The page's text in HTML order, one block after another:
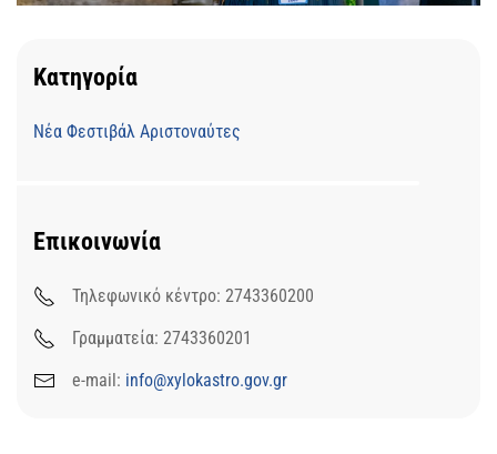
Κατηγορία
Νέα Φεστιβάλ Αριστοναύτες
Επικοινωνία
Τηλεφωνικό κέντρο: 2743360200
Γραμματεία: 2743360201
e-mail: info@xylokastro.gov.gr